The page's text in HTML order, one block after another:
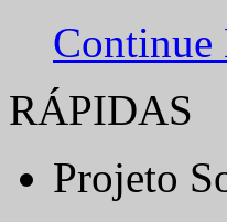
Continue
RÁPIDAS
Projeto